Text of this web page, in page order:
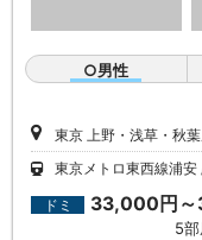
○男性
東京 上野・浅草・秋葉
東京メトロ東西線浦安
ドミ 33,000円
5部